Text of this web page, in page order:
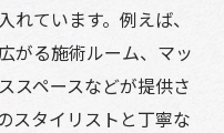
ています。例えば、
がる施術ルーム、マッ
スペースなどが提供さ
スタイリストと丁寧な